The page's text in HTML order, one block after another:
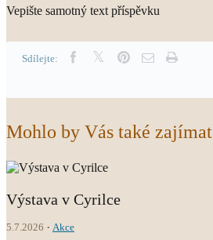
Vepište samotný text příspěvku
Sdílejte:
Mohlo by Vás také zajímat
Výstava v Cyrilce
5.7.2026 Akce